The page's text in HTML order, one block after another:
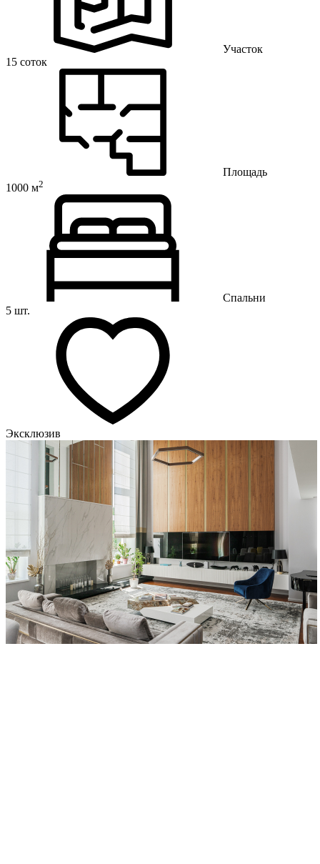
Участок
15 соток
Площадь
1000 м2
Спальни
5 шт.
Эксклюзив